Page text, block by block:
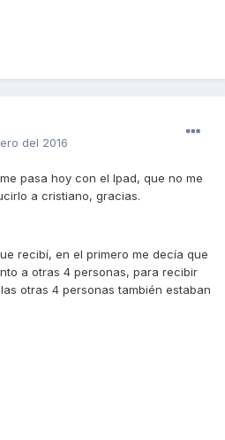
del 2016
pasa hoy con el Ipad, que no me
a cristiano, gracias.
recibí, en el primero me decía que
a otras 4 personas, para recibir
otras 4 personas también estaban